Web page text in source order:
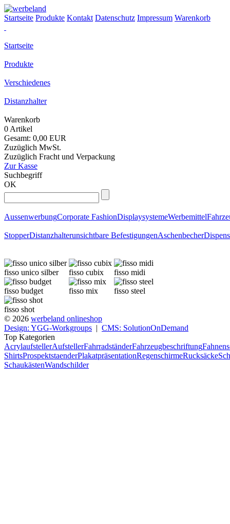
Startseite Produkte Kontakt Datenschutz Impressum Warenkorb
Startseite
Produkte
Verschiedenes
Distanzhalter
Warenkorb
0 Artikel
Gesamt: 0,00 EUR
Zuzüglich MwSt.
Zuzüglich Fracht und Verpackung
Zur Kasse
Suchbegriff
OK
AussenwerbungCorporate FashionDisplaysystemeWerbemittel
StopperDistanzhalterunsichtbare BefestigungenAschenbecher
fisso unico silber fisso cubix fisso midi
fisso budget fisso mix fisso steel
fisso shot
© 2026 werbeland onlineshop
Design: YGG-Workgroups | CMS: SolutionOnDemand
Top Kategorien
AcrylaufstellerAufstellerFahrradständerFahrzeugbeschriftung
ShirtsProspektstaenderPlakatpräsentationRegenschirmeRucksäcke
SchaukästenWandschilder